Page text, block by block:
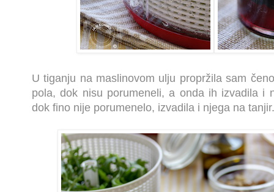
U tiganju na maslinovom ulju propržila sam
pola, dok nisu porumeneli, a onda ih izvadila i
dok fino nije porumenelo, izvadila i njega na tanjir.